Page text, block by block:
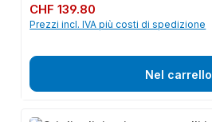
Prezzo normale:
CHF 139.80
Prezzi incl. IVA più costi di spedizione
Nel carrello